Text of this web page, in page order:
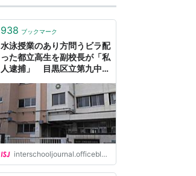
938 ブックマーク
水泳授業のあり方問うビラ配
った都立高生を副校長が「私
人逮捕」 目黒区立第九中学
JOURNAL(インタースクー
ル・ジャーナル)
interschooljournal.officeblog.jp